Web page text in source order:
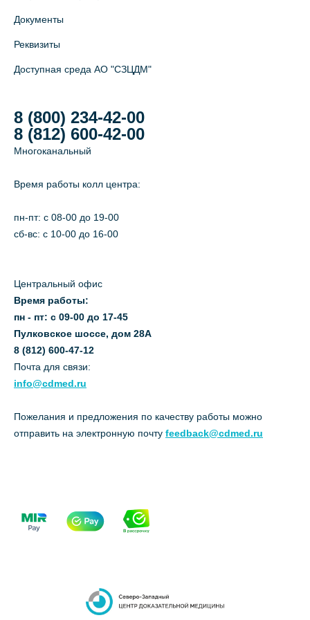
Документы
Реквизиты
Доступная среда АО "СЗЦДМ"
8 (800) 234-42-00
8 (812) 600-42-00
Многоканальный
Время работы колл центра:
пн-пт: c 08-00 до 19-00
сб-вс: с 10-00 до 16-00
Центральный офис
Время работы:
пн - пт: с 09-00 до 17-45
Пулковское шоссе, дом 28А
8 (812) 600-47-12
Почта для связи:
info@cdmed.ru
Пожелания и предложения по качеству работы можно
отправить на электронную почту feedback@cdmed.ru